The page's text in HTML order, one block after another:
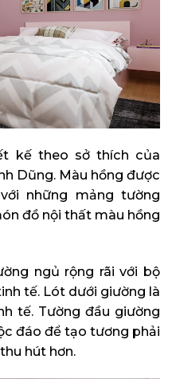
kế theo sở thích của
Dũng. Màu hồng được
những mảng tường
đồ nội thất màu hồng
ngủ rộng rãi với bộ
tế. Lót dưới giường là
tế. Tường đầu giường
đáo để tạo tương phải
hút hơn.